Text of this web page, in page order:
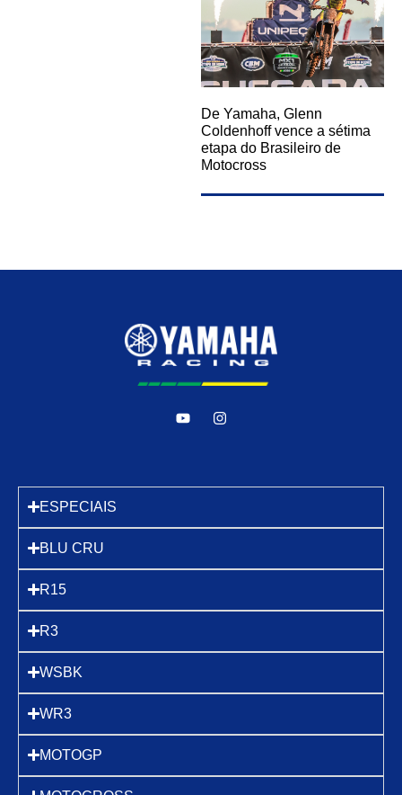
De Yamaha, Glenn
Coldenhoff vence a sétima
etapa do Brasileiro de
Motocross
ESPECIAIS
BLU CRU
R15
R3
WSBK
WR3
MOTOGP